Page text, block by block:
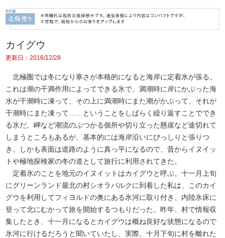
カイグウ
更新日：2016/12/28
北極圏では冬になり寒さが本格的になると海岸に定着氷が張る。
これは潮の干満作用によってできる氷で、満潮時に岸にかぶった海
水が干潮時に凍って、その上に満潮時にまた潮がかぶって、それが
干潮時にまた凍って……ということをしばらく繰り返すことででき
る氷だ。岬など潮流のぶつかる個所や切り立った懸崖など途切れて
しまうところもあるが、基本的には海岸沿いにびっしりと張りつ
き、しかも表面は道路のように真っ平になるので、昔からイヌイッ
トや極地探検家の冬の道として旅行に利用されてきた。
定着氷のことを地元のイヌイットはカイグウと呼ぶ。十一月上旬
にグリーンランド最北の村シオラパルクに到着した私は、このカイ
グウを利用してフィヨルドの奥にある氷河に取り付き、内陸氷床に
登って北にむかって旅を開始するつもりだった。昨年、村で情報収
集したとき、十一月になるとカイグウは概ね良好な状態になるので
氷河に行けるだろうと聞いていたし、実際、十月下旬に村を離れた